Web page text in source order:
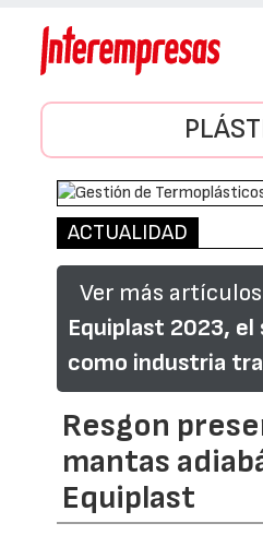
ACTUALIDAD
Ver más
Equiplast 2023,
como industria
Resgon
mantas
Equiplast